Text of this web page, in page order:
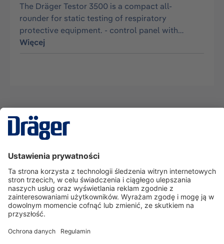
The Dräger Testor 3500 is a compact all-
rounder for static testing of respiratory
protective equipment. - control panel with…
Więcej
Serwisowa linia hotline
O nas
Korzystanie ze sklepu